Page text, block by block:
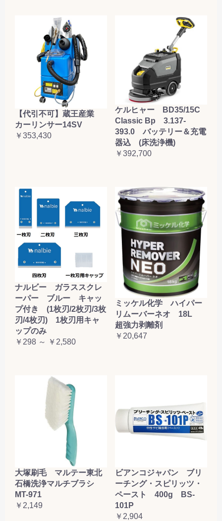
【代引不可】蔵王産業
カーリンサー14SV
￥353,430
ケルヒャー BD35/15C
Classic Bp 3.137-
393.0 バッテリー＆充電
器込 (床洗浄機)
￥392,700
ナルビー ガラススクレ
ーパー ブルー キャッ
プ付き (1枚刃/2枚刃/3枚
刃/4枚刃) 1枚刃用キャ
ップのみ
￥298 ～ ￥2,580
ミッケル化学 ハイパー
リムーバーネオ 18L
超強力剥離剤
￥20,647
大塚刷毛 マルテー東北
石橋洗浄マルチブラシ
MT-971
￥2,149
ビアンコジャパン ブリ
ーチング・スピリッツ・
ペースト 400g BS-
101P
￥2,904